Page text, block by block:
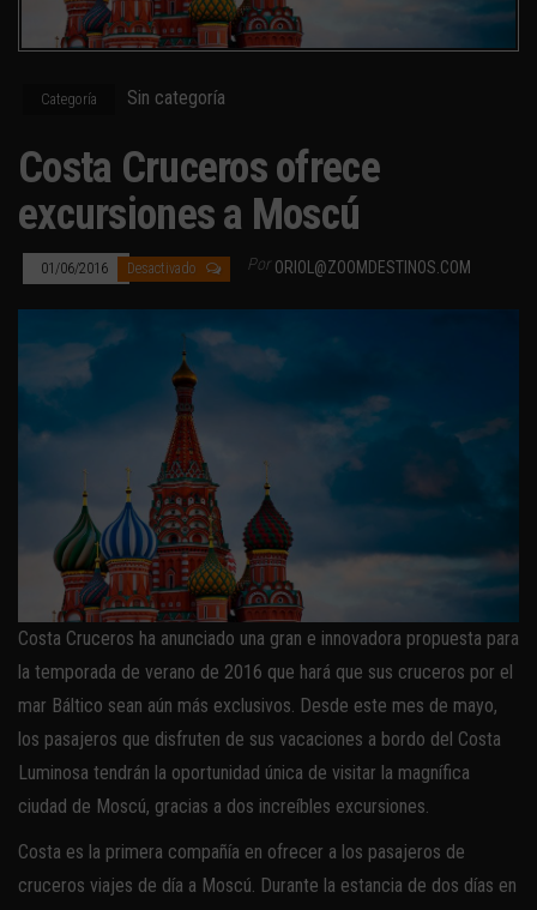
Categoría Sin categoría
Costa Cruceros ofrece
excursiones a Moscú
01/06/2016 Desactivado Por ORIOL@ZOOMDESTINOS.COM
Costa Cruceros ha anunciado una gran e innovadora propuesta para
la temporada de verano de 2016 que hará que sus cruceros por el
mar Báltico sean aún más exclusivos. Desde este mes de mayo,
los pasajeros que disfruten de sus vacaciones a bordo del Costa
Luminosa tendrán la oportunidad única de visitar la magnífica
ciudad de Moscú, gracias a dos increíbles excursiones.
Costa es la primera compañía en ofrecer a los pasajeros de
cruceros viajes de día a Moscú. Durante la estancia de dos días en